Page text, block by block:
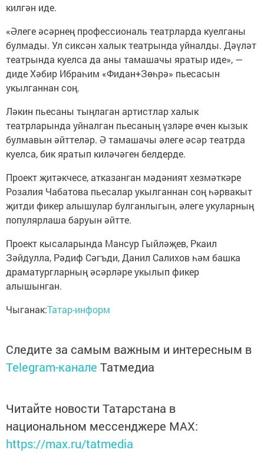
килгән иде.
«Әлеге әсәрнең профессиональ театрларда куелганы
булмады. Ул сиксән халык театрында уйналды. Дәүләт
театрында куелса да аны тамашачы яратыр иде», —
диде Хәбир Ибраһим «Фидан+Зөһрә» пьесасын
укылганнан соң.
Ләкин пьесаны тыңлаган артистлар халык
театрларында уйналган пьесаның үзләре өчен кызык
булмавын әйттеләр. Ә тамашачы әлеге әсәр театрда
куелса, бик яратып киләчәген белдерде.
Проект җитәкчесе, атказанган мәдәният хезмәткәре
Розалия Чабатова пьесалар укылганнан соң һәрвакыт
җитди фикер алышулар булганлыгын, әлеге укуларның
популярлаша баруын әйтте.
Проект кысаларында Мансур Гыйләҗев, Ркаил
Зәйдулла, Рәдиф Сәгъди, Данил Салихов һәм башка
драматургларның әсәрләре укылып фикер
алышынган.
Чыганак:Татар-информ
Следите за самым важным и интересным в
Telegram-канале Татмедиа
Читайте новости Татарстана в
национальном мессенджере MАХ:
https://max.ru/tatmedia